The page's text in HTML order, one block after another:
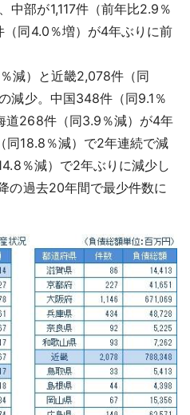
中部が1,117件（前年比2.9％
同4.0％増）が4年ぶりに前
減）と近畿2,078件（同
減少。中国348件（同9.1％
道268件（同3.9％減）が4年
同18.8％減）で2年連続で減
％減）で2年ぶりに減少し
の過去20年間で最少件数に